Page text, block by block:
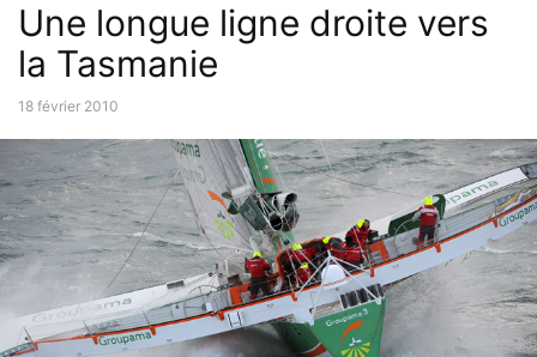
Une longue ligne droite vers
la Tasmanie
18 février 2010